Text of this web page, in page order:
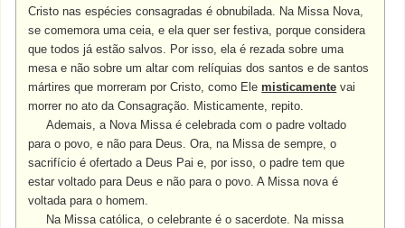
Cristo nas espécies consagradas é obnubilada. Na Missa Nova,
se comemora uma ceia, e ela quer ser festiva, porque considera
que todos já estão salvos. Por isso, ela é rezada sobre uma
mesa e não sobre um altar com relíquias dos santos e de santos
mártires que morreram por Cristo, como Elemisticamente vai
morrer no ato da Consagração. Misticamente, repito.
Ademais, a Nova Missa é celebrada com o padre voltado
para o povo, e não para Deus. Ora, na Missa de sempre, o
sacrifício é ofertado a Deus Pai e, por isso, o padre tem que
estar voltado para Deus e não para o povo. A Missa nova é
voltada para o homem.
Na Missa católica, o celebrante é o sacerdote. Na missa